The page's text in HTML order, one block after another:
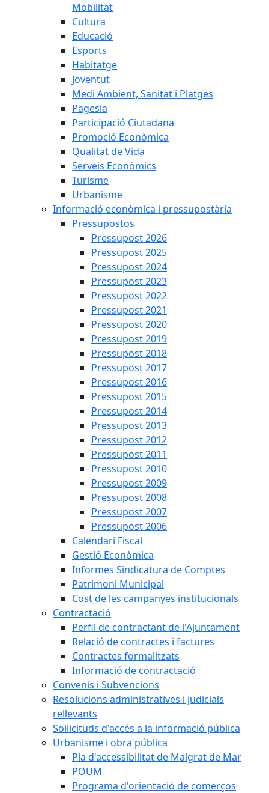
Mobilitat
Cultura
Educació
Esports
Habitatge
Joventut
Medi Ambient, Sanitat i Platges
Pagesia
Participació Ciutadana
Promoció Econòmica
Qualitat de Vida
Serveis Econòmics
Turisme
Urbanisme
Informació econòmica i pressupostària
Pressupostos
Pressupost 2026
Pressupost 2025
Pressupost 2024
Pressupost 2023
Pressupost 2022
Pressupost 2021
Pressupost 2020
Pressupost 2019
Pressupost 2018
Pressupost 2017
Pressupost 2016
Pressupost 2015
Pressupost 2014
Pressupost 2013
Pressupost 2012
Pressupost 2011
Pressupost 2010
Pressupost 2009
Pressupost 2008
Pressupost 2007
Pressupost 2006
Calendari Fiscal
Gestió Econòmica
Informes Sindicatura de Comptes
Patrimoni Municipal
Cost de les campanyes institucionals
Contractació
Perfil de contractant de l'Ajuntament
Relació de contractes i factures
Contractes formalitzats
Informació de contractació
Convenis i Subvencions
Resolucions administratives i judicials
rellevants
Sol·licituds d'accés a la informació pública
Urbanisme i obra pública
Pla d'accessibilitat de Malgrat de Mar
POUM
Programa d'orientació de comerços